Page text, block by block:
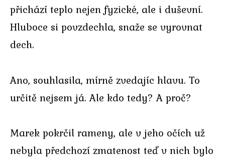
přichází teplo nejen fyzické, ale i duševní.
Hluboce si povzdechla, snaže se vyrovnat
dech.
Ano, souhlasila, mírně zvedajíc hlavu. To
určitě nejsem já. Ale kdo tedy? A proč?
Marek pokrčil rameny, ale v jeho očích už
nebyla předchozí zmatenost teď v nich bylo